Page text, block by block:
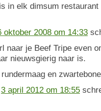
in elk dimsum
oktober 2008 om 14:33
naar je Beef Tripe even
nieuwsgierig naar is.
en
3 april 2012 om 18:55